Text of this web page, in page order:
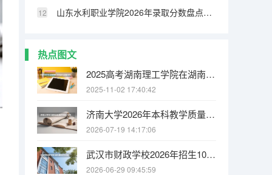
山东水利职业学院2026年录取分数盘点：宿舍、费用、就业与FAQ
热点图文
2025高考湖南理工学院在湖南招生批次 有哪些专业？
2025-11-02 17:40:42
济南大学2026年本科教学质量报告：师生比、课程满意度与毕业率
2026-07-19 14:17:06
武汉市财政学校2026年招生1080人，新增人工智能技术与应用、无人机3+2专业
2026-06-29 09:45:59